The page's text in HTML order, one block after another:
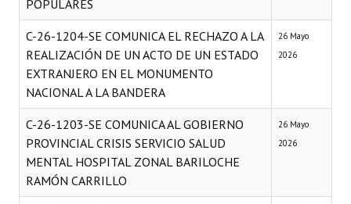
Antiguos Pobladores
Noticias Destacadas
Registros y Distinciones
Datos Históricos
Premio al Mérito - Registro
Audiencias Públicas - Registro
POPULARES
C-26-1204-SE COMUNICA EL RECHAZO A LA
REALIZACIÓN DE UN ACTO DE UN ESTADO
EXTRANJERO EN EL MONUMENTO
NACIONAL A LA BANDERA
26 Mayo
2026
C-26-1203-SE COMUNICA AL GOBIERNO
PROVINCIAL CRISIS SERVICIO SALUD
MENTAL HOSPITAL ZONAL BARILOCHE
RAMÓN CARRILLO
26 Mayo
2026